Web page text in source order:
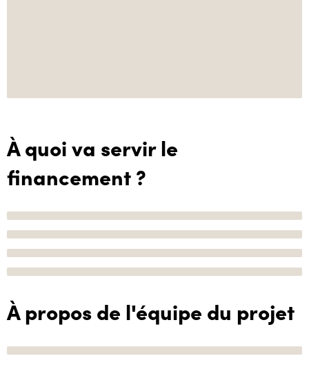
À quoi va servir le
financement ?
À propos de l'équipe du projet